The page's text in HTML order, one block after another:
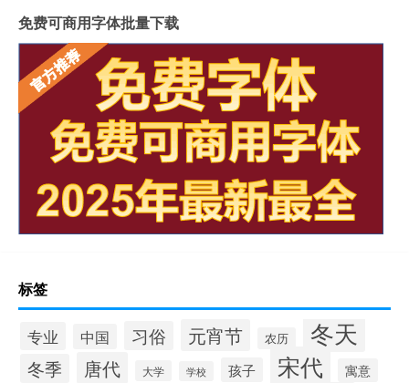
免费可商用字体批量下载
标签
专业 中国 习俗 元宵节 农历 冬天
冬季 唐代 大学 学校 孩子 宋代 寓意